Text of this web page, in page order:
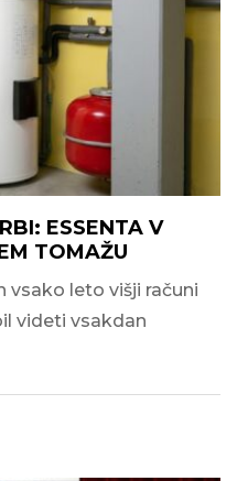
ESSENTA V
TOMAŽU
vsako leto višji računi
videti vsakdan